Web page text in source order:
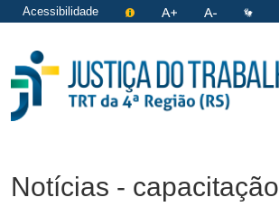
Acessibilidade
Notícias - capacitação